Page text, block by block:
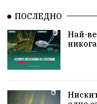
ПетърПетров Деца
Технологии
ПравоваДържава
ПОСЛЕДНО
Най-